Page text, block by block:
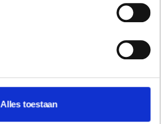
Alles toestaan